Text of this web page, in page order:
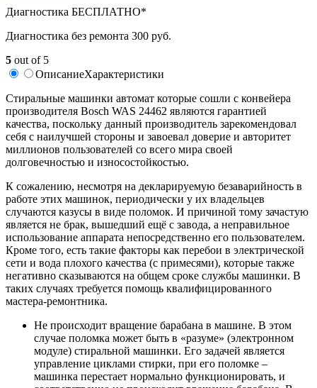
Диагностика БЕСПЛАТНО*
Диагностика без ремонта 300 руб.
5 out of 5
ОписаниеХарактеристики
Стиральные машинки автомат которые сошли с конвейера
производителя Bosch WAS 24462 являются гарантией
качества, поскольку данный производитель зарекомендовал
себя с наилучшей стороны и завоевал доверие и авторитет
миллионов пользователей со всего мира своей
долговечностью и износостойкостью.
К сожалению, несмотря на декларируемую безаварийность в
работе этих машинок, периодически у их владельцев
случаются казусы в виде поломок. И причиной тому зачастую
является не брак, вышедший ещё с завода, а неправильное
использование аппарата непосредственно его пользователем.
Кроме того, есть такие факторы как перебои в электрической
сети и вода плохого качества (с примесями), которые также
негативно сказываются на общем сроке службы машинки. В
таких случаях требуется помощь квалифицированного
мастера-ремонтника.
Не происходит вращение барабана в машине. В этом
случае поломка может быть в «разуме» (электронном
модуле) стиральной машинки. Его задачей является
управление циклами стирки, при его поломке –
машинка перестает нормально функционировать, и